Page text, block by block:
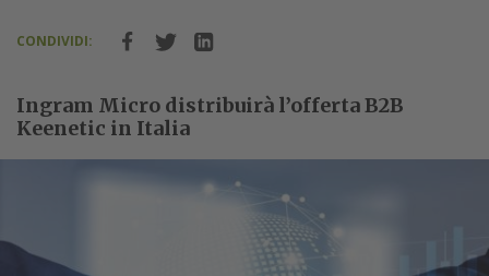
CONDIVIDI:
Ingram Micro distribuirà l’offerta B2B
Keenetic in Italia